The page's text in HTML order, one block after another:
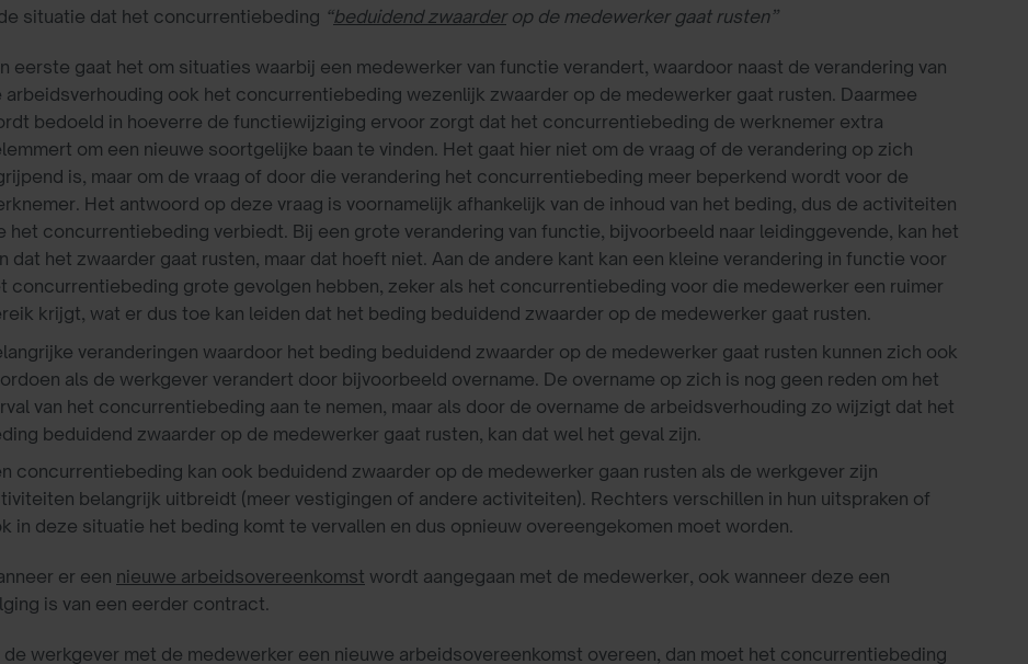
situatie dat het concurrentiebeding “beduidend zwaarderop de medewerker gaat rusten”
eerste gaat het om situaties waarbij een medewerker van functie verandert, waardoor naast de verandering van
arbeidsverhouding ook het concurrentiebeding wezenlijk zwaarder op de medewerker gaat rusten. Daarmee
bedoeld in hoeverre de functiewijziging ervoor zorgt dat het concurrentiebeding de werknemer extra
om een nieuwe soortgelijke baan te vinden. Het gaat hier niet om de vraag of de verandering op zich
is, maar om de vraag of door die verandering het concurrentiebeding meer beperkend wordt voor de
Het antwoord op deze vraag is voornamelijk afhankelijk van de inhoud van het beding, dus de activiteiten
het concurrentiebeding verbiedt. Bij een grote verandering van functie, bijvoorbeeld naar leidinggevende, kan het
dat het zwaarder gaat rusten, maar dat hoeft niet. Aan de andere kant kan een kleine verandering in functie voor
concurrentiebeding grote gevolgen hebben, zeker als het concurrentiebeding voor die medewerker een ruimer
krijgt, wat er dus toe kan leiden dat het beding beduidend zwaarder op de medewerker gaat rusten.
veranderingen waardoor het beding beduidend zwaarder op de medewerker gaat rusten kunnen zich ook
als de werkgever verandert door bijvoorbeeld overname. De overname op zich is nog geen reden om het
van het concurrentiebeding aan te nemen, maar als door de overname de arbeidsverhouding zo wijzigt dat het
beduidend zwaarder op de medewerker gaat rusten, kan dat wel het geval zijn.
concurrentiebeding kan ook beduidend zwaarder op de medewerker gaan rusten als de werkgever zijn
belangrijk uitbreidt (meer vestigingen of andere activiteiten). Rechters verschillen in hun uitspraken of
in deze situatie het beding komt te vervallen en dus opnieuw overeengekomen moet worden.
er een nieuwe arbeidsovereenkomst wordt aangegaan met de medewerker, ook wanneer deze een
is van een eerder contract.
de werkgever met de medewerker een nieuwe arbeidsovereenkomst overeen, dan moet het concurrentiebeding